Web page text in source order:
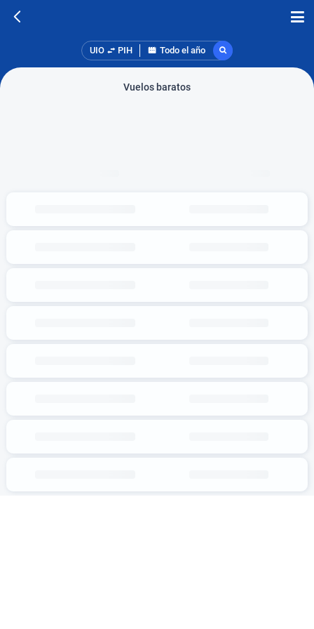
UIO PIH Todo el año
Vuelos baratos